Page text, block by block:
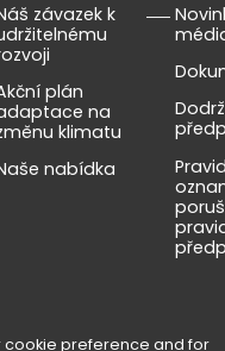
závazek k
plán
na
klimatu
nabídka
cookie preference and for